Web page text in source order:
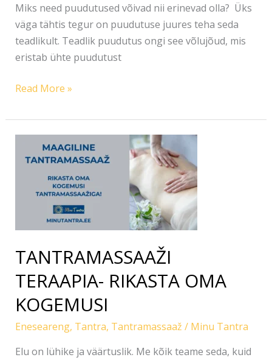
Miks need puudutused võivad nii erinevad olla? Üks
väga tähtis tegur on puudutuse juures teha seda
teadlikult. Teadlik puudutus ongi see võlujõud, mis
eristab ühte puudutust
Read More »
TANTRAMASSAAŽI
TERAAPIA- RIKASTA OMA
KOGEMUSI
Eneseareng, Tantra, Tantramassaaž / Minu Tantra
Elu on lühike ja väärtuslik. Me kõik teame seda, kuid
TANTRAMASSAAŽI
TERAAPIA-
RIKASTA
OMA
KOGEMUSI